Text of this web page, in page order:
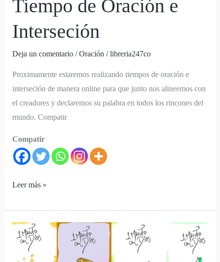
Tiempo de Oración e
Interseción
Deja un comentario /Oración /libreria247co
Proximamente estaremos realizando tiempos de oración e
interseción de manera online para que junto nos alineemos con
el creadores y declaremos su palabra en todos los rincones del
mundo. Compatir
Compatir
Leer más »
Minuto
con